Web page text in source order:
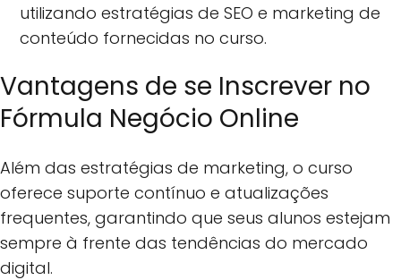
utilizando estratégias de SEO e marketing de
conteúdo fornecidas no curso.
Vantagens de se Inscrever no
Fórmula Negócio Online
Além das estratégias de marketing, o curso
oferece suporte contínuo e atualizações
frequentes, garantindo que seus alunos estejam
sempre à frente das tendências do mercado
digital.